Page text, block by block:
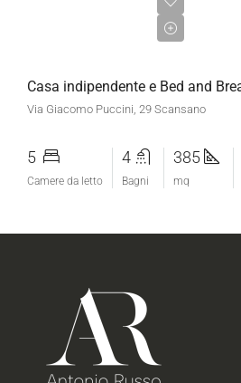
Casa indipendente e Bed and
Via Giacomo Puccini, 29 Scansano
5
Camere da letto
4
Bagni
385
mq